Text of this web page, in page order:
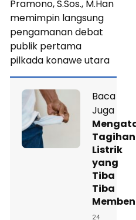
Pramono, S.Sos., M.Han
memimpin langsung
pengamanan debat
publik pertama
pilkada konawe utara
Baca
Juga
Tagihan
Listrik
yang
Tiba
Tiba
24